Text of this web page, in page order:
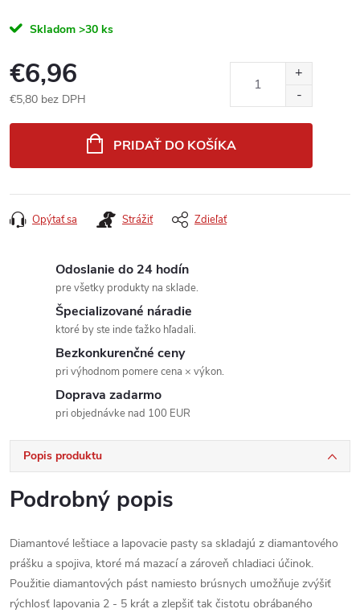
Skladom >30 ks
€6,96
€5,80 bez DPH
PRIDAŤ DO KOŠÍKA
Opýtať sa Strážiť Zdieľať
Odoslanie do 24 hodín
pre všetky produkty na sklade.
Špecializované náradie
ktoré by ste inde ťažko hľadali.
Bezkonkurenčné ceny
pri výhodnom pomere cena × výkon.
Doprava zadarmo
pri objednávke nad 100 EUR
Popis produktu
Podrobný popis
Diamantové leštiace a lapovacie pasty sa skladajú z diamantového
prášku a spojiva, ktoré má mazací a zároveň chladiaci účinok.
Použitie diamantových pást namiesto brúsnych umožňuje zvýšiť
rýchlosť lapovania 2 - 5 krát a zlepšiť tak čistotu obrábaného